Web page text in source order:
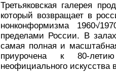
Третьяковская галерея
который возвращает в
нонконформизма
пределами России. В
самая полная и
приурочена к 80-
неофициального